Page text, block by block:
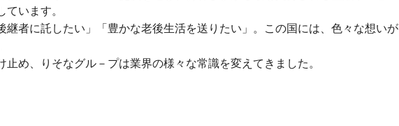
ています。
継者に託したい」「豊かな老後生活を送りたい」。この国には、色々な想いが
止め、りそなグル－プは業界の様々な常識を変えてきました。